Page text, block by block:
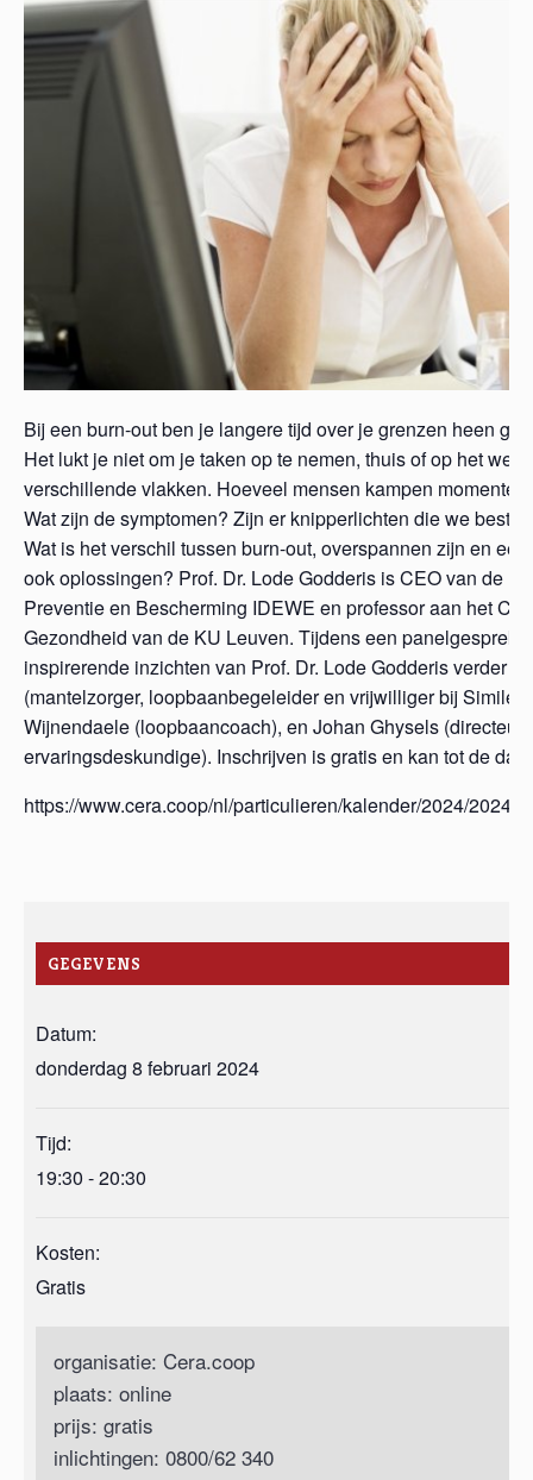
Bij een burn-out ben je langere tijd over je grenzen heen
Het lukt je niet om je taken op te nemen, thuis of op het
verschillende vlakken. Hoeveel mensen kampen
Wat zijn de symptomen? Zijn er knipperlichten die we best
Wat is het verschil tussen burn-out, overspannen zijn en
ook oplossingen? Prof. Dr. Lode Godderis is CEO van de
Preventie en Bescherming IDEWE en professor aan het
Gezondheid van de KU Leuven. Tijdens een panelgesprek
inspirerende inzichten van Prof. Dr. Lode Godderis verder
(mantelzorger, loopbaanbegeleider en vrijwilliger bij Similes
Wijnendaele (loopbaancoach), en Johan Ghysels
ervaringsdeskundige). Inschrijven is gratis en kan tot de
https://www.cera.coop/nl/particulieren/kalender/2024/
GEGEVENS
Datum:
donderdag 8 februari 2024
Tijd:
19:30 - 20:30
Kosten:
Gratis
organisatie: Cera.coop
plaats: online
prijs: gratis
inlichtingen: 0800/62 340